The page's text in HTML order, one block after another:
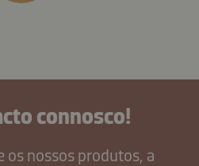
connosco!
os nossos produtos, a